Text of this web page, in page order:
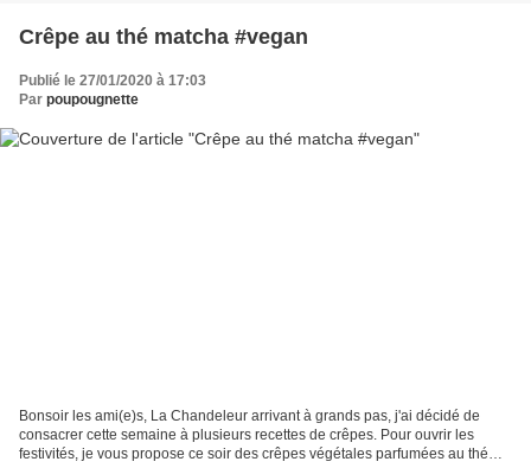
Crêpe au thé matcha #vegan
Publié le 27/01/2020 à 17:03
Par poupougnette
Bonsoir les ami(e)s, La Chandeleur arrivant à grands pas, j'ai décidé de
consacrer cette semaine à plusieurs recettes de crêpes. Pour ouvrir les
festivités, je vous propose ce soir des crêpes végétales parfumées au thé